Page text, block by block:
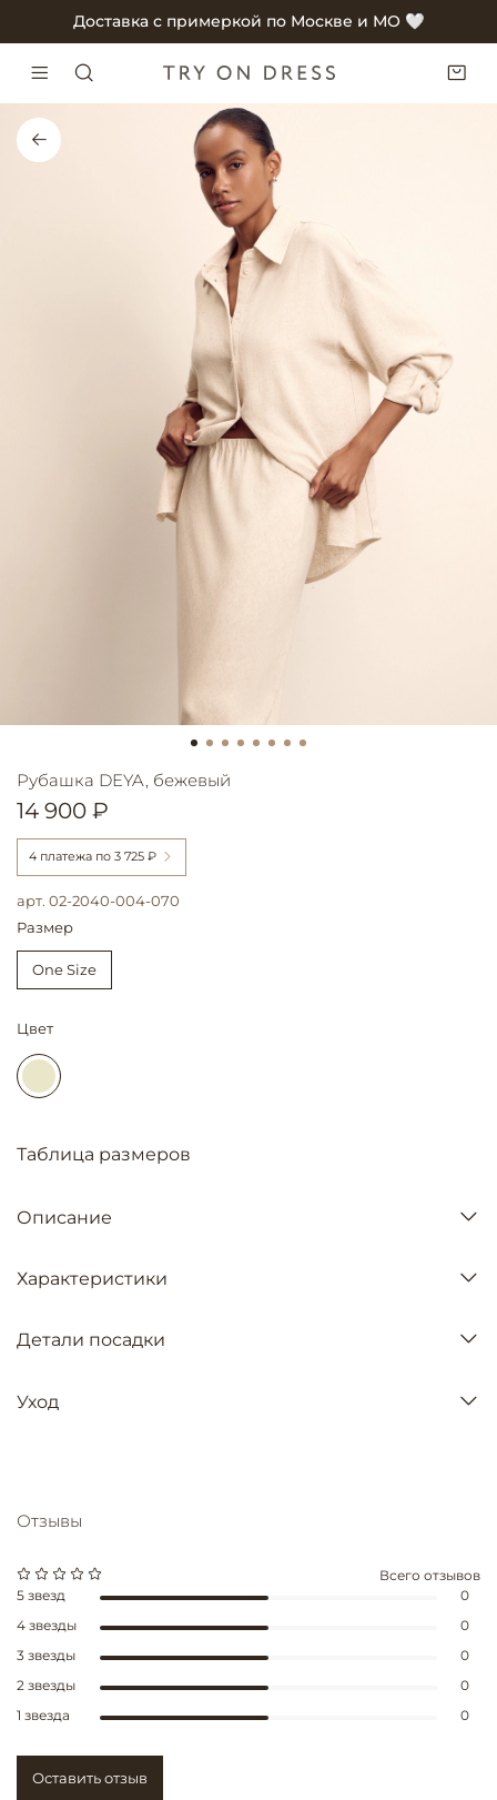
Доставка с примеркой по Москве и МО 🤍
арт. 02-2040-004-070
Рубашка DEYA, бежевый
14 900 ₽
4 платежа по 3 725 ₽
Размер
One Size
Цвет
Таблица размеров
Описание
Характеристики
Детали посадки
Уход
Отзывы
Всего отзывов
5 звезд
0
4 звезды
0
3 звезды
0
2 звезды
0
1 звезда
0
Оставить отзыв